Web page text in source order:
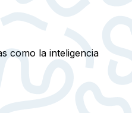
como la inteligencia